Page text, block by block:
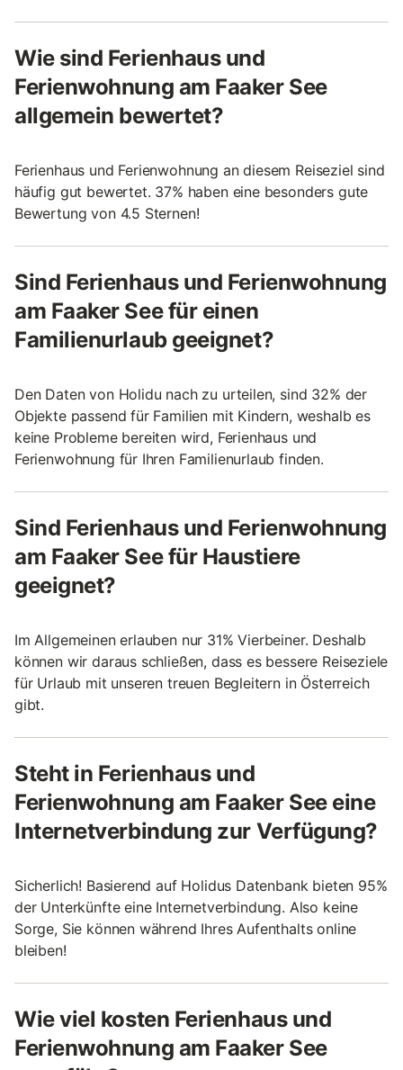
Wie sind Ferienhaus und
Ferienwohnung am Faaker See
allgemein bewertet?
Ferienhaus und Ferienwohnung an diesem Reiseziel sind
häufig gut bewertet. 37% haben eine besonders gute
Bewertung von 4.5 Sternen!
Sind Ferienhaus und Ferienwohnung
am Faaker See für einen
Familienurlaub geeignet?
Den Daten von Holidu nach zu urteilen, sind 32% der
Objekte passend für Familien mit Kindern, weshalb es
keine Probleme bereiten wird, Ferienhaus und
Ferienwohnung für Ihren Familienurlaub finden.
Sind Ferienhaus und Ferienwohnung
am Faaker See für Haustiere
geeignet?
Im Allgemeinen erlauben nur 31% Vierbeiner. Deshalb
können wir daraus schließen, dass es bessere Reiseziele
für Urlaub mit unseren treuen Begleitern in Österreich
gibt.
Steht in Ferienhaus und
Ferienwohnung am Faaker See eine
Internetverbindung zur Verfügung?
Sicherlich! Basierend auf Holidus Datenbank bieten 95%
der Unterkünfte eine Internetverbindung. Also keine
Sorge, Sie können während Ihres Aufenthalts online
bleiben!
Wie viel kosten Ferienhaus und
Ferienwohnung am Faaker See